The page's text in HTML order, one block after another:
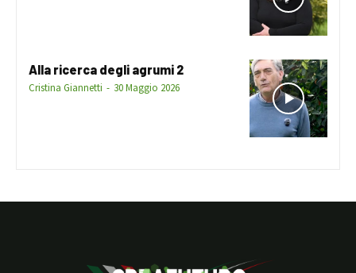
Alla ricerca degli agrumi 2
Cristina Giannetti - 30 Maggio 2026